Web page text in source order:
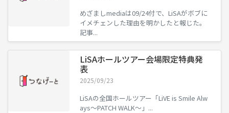
めざましmediaは09/24付で、LiSAがボブに
イメチェンした理由を明かしたと報じた。
記事...
LiSAホールツアー会場限定特典発
表
2025/09/23
LiSAの全国ホールツアー「LiVE is Smile Alw
ays～PATCH WALK～」...